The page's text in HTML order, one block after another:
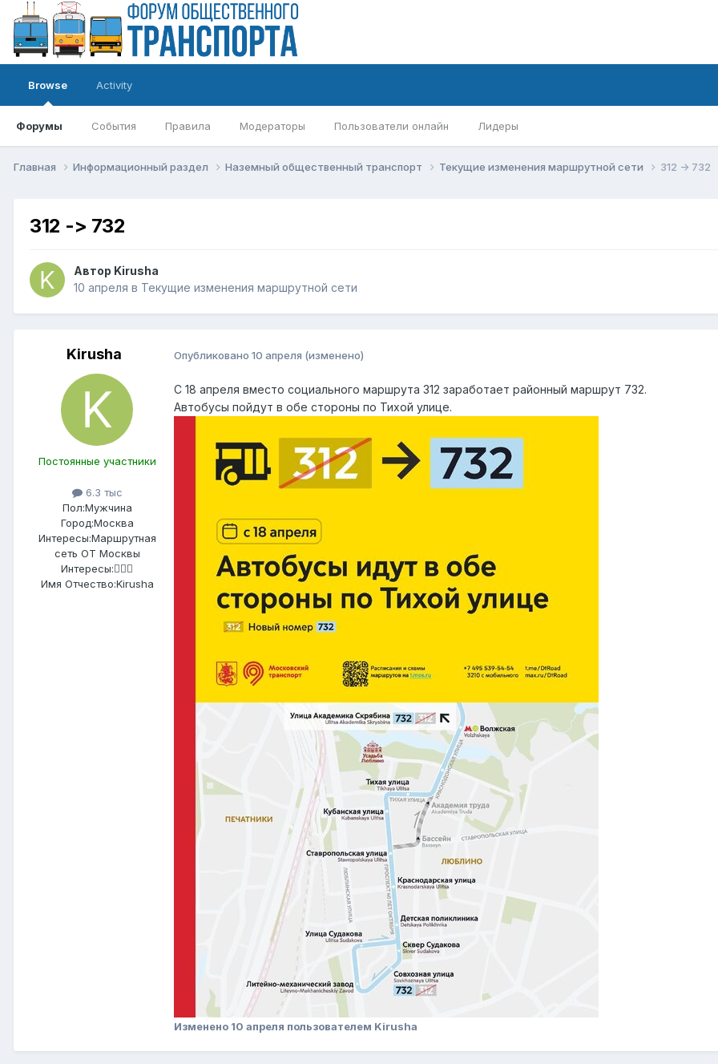
Browse
Форумы События Правила Модераторы Пользователи онлайн Лидеры
Activity
Главная Информационный раздел Наземный общественный транспорт Текущие изменения маршрутной сети 312 -> 732
312 -> 732
Автор Kirusha
10 апреля в Текущие изменения маршрутной сети
Kirusha
Постоянные участники
6.3 тыс
Пол:Мужчина
Город:Москва
Интересы:Маршрутная
сеть ОТ Москвы
Интересы:🤷🏻‍♂️
Имя Отчество:Kirusha
Опубликовано 10 апреля (изменено)
С 18 апреля вместо социального маршрута 312 заработает районный маршрут 732.
Автобусы пойдут в обе стороны по Тихой улице.
Изменено 10 апреля пользователем Kirusha